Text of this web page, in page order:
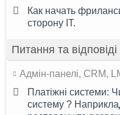
Как начать
сторону IT.
Питання та відповіді
Адмін-панелі, CRM,
Платіжні системи:
систему ?